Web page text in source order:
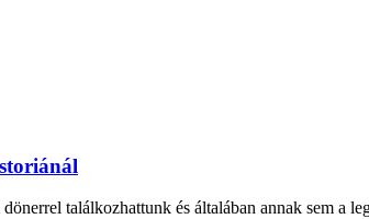
találkozhattunk és általában annak sem a